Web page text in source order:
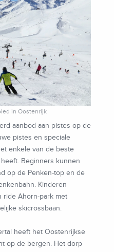
in Oostenrijk
aanbod aan pistes op de
pistes en speciale
enkele van de beste
Beginners kunnen
op de Penken-top en de
Kinderen
ride Ahorn-park met
skicrossbaan.
heeft het Oostenrijkse
op de bergen. Het dorp